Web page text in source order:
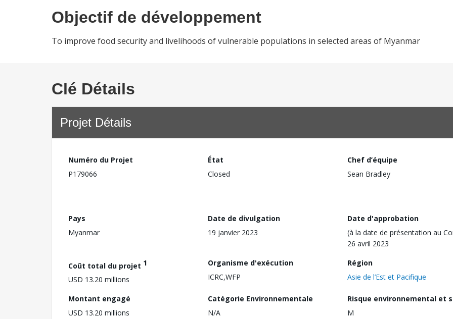
Objectif de développement
To improve food security and livelihoods of vulnerable populations in selected areas of Myanmar
Clé Détails
Projet Détails
Numéro du Projet
P179066
État
Closed
Chef d’équipe
Sean Bradley
Pays
Myanmar
Date de divulgation
19 janvier 2023
Date d'approbation
(à la date de présentation au
26 avril 2023
Coût total du projet 1
USD 13.20 millions
Organisme d'exécution
ICRC,WFP
Région
Asie de l’Est et Pacifique
Montant engagé
USD 13.20 millions
Catégorie Environnementale
N/A
Risque environnemental et
M